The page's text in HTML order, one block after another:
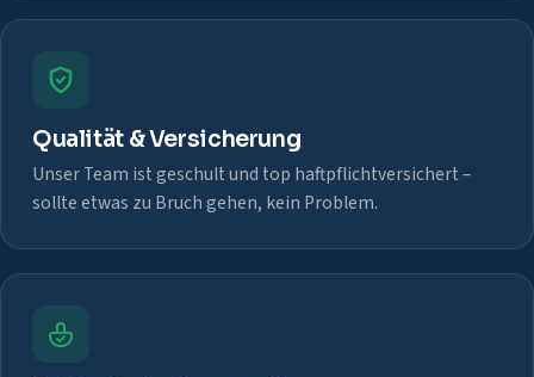
Qualität & Versicherung
Unser Team ist geschult und top haftpflichtversichert –
sollte etwas zu Bruch gehen, kein Problem.